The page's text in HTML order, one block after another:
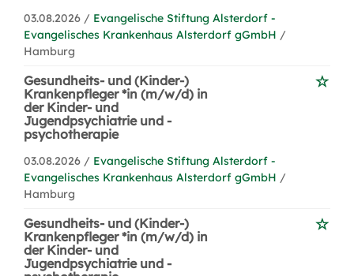
03.08.2026 / Evangelische Stiftung Alsterdorf -
Evangelisches Krankenhaus Alsterdorf gGmbH /
Hamburg
Gesundheits- und (Kinder-)
Krankenpfleger *in (m/w/d) in
der Kinder- und
Jugendpsychiatrie und -
psychotherapie
03.08.2026 / Evangelische Stiftung Alsterdorf -
Evangelisches Krankenhaus Alsterdorf gGmbH /
Hamburg
Gesundheits- und (Kinder-)
Krankenpfleger *in (m/w/d) in
der Kinder- und
Jugendpsychiatrie und -